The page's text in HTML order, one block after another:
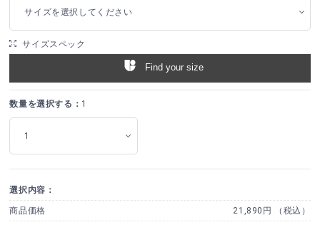
サイズを選択してください
サイズスペック
Find your size
数量を選択する： 1
選択内容：
商品価格 21,890円 （税込）